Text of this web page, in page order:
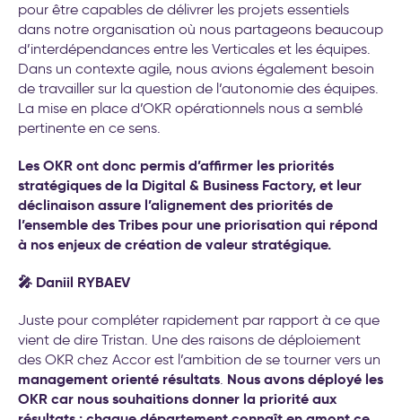
pour être capables de délivrer les projets essentiels
dans notre organisation où nous partageons beaucoup
d’interdépendances entre les Verticales et les équipes.
Dans un contexte agile, nous avions également besoin
de travailler sur la question de l’autonomie des équipes.
La mise en place d’OKR opérationnels nous a semblé
pertinente en ce sens.
Les OKR ont donc permis d’affirmer les priorités
stratégiques de la Digital & Business Factory, et leur
déclinaison assure l’alignement des priorités de
l’ensemble des Tribes pour une priorisation qui répond
à nos enjeux de création de valeur stratégique.
🎤 Daniil RYBAEV
Juste pour compléter rapidement par rapport à ce que
vient de dire Tristan. Une des raisons de déploiement
des OKR chez Accor est l’ambition de se tourner vers un
management orienté résultats. Nous avons déployé les
OKR car nous souhaitions donner la priorité aux